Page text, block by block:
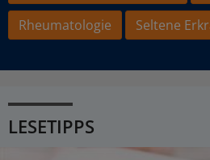
Rheumatologie
Seltene
LESETIPPS